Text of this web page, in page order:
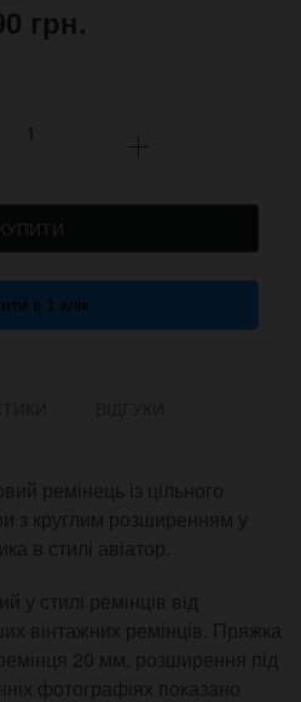
грн.
КУПИТИ
в 1 клік
ремінець із цільного
з круглим розширенням у
в стилі авіатор.
у стилі ремінців від
вінтажних ремінців. Пряжка
20 мм, розширення під
фотографіях показано